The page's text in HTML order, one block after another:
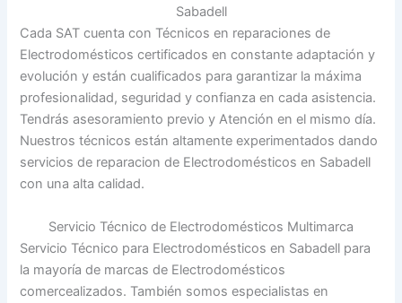
Sabadell
Cada SAT cuenta con Técnicos en reparaciones de
Electrodomésticos certificados en constante adaptación y
evolución y están cualificados para garantizar la máxima
profesionalidad, seguridad y confianza en cada asistencia.
Tendrás asesoramiento previo y Atención en el mismo día.
Nuestros técnicos están altamente experimentados dando
servicios de reparacion de Electrodomésticos en Sabadell
con una alta calidad.
Servicio Técnico de Electrodomésticos Multimarca
Servicio Técnico para Electrodomésticos en Sabadell para
la mayoría de marcas de Electrodomésticos
comercealizados. También somos especialistas en